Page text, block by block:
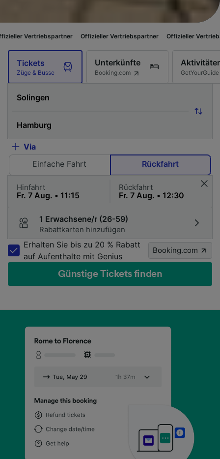
Offizieller Vertriebspartner Offizieller Vertriebspartner
Tickets
Züge & Busse
Unterkünfte
Booking.com GetYourGuide
Via
Einfache Fahrt
Rückfahrt
Hinfahrt Rückfahrt
1 Erwachsene/r (26-59)
Rabattkarten hinzufügen
Erhalten Sie bis zu 20 % Rabatt
auf Aufenthalte mit Genius
Booking.com
Günstige Tickets finden